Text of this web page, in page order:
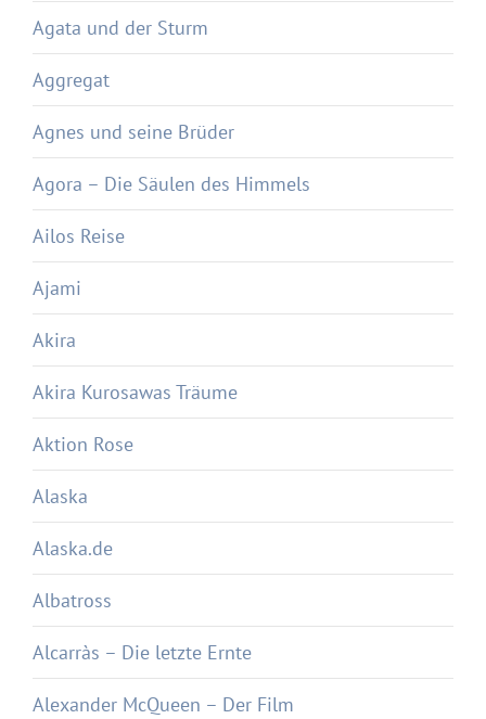
Agata und der Sturm
Aggregat
Agnes und seine Brüder
Agora – Die Säulen des Himmels
Ailos Reise
Ajami
Akira
Akira Kurosawas Träume
Aktion Rose
Alaska
Alaska.de
Albatross
Alcarràs – Die letzte Ernte
Alexander McQueen – Der Film